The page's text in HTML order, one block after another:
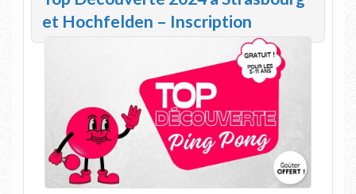
et Hochfelden – Inscription